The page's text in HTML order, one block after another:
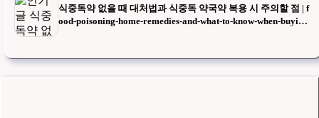
식중독약 없을 때 대처법과 식중독 약국약 복용 시 주의할 점 | f
ood-poisoning-home-remedies-and-what-to-know-when-buying-